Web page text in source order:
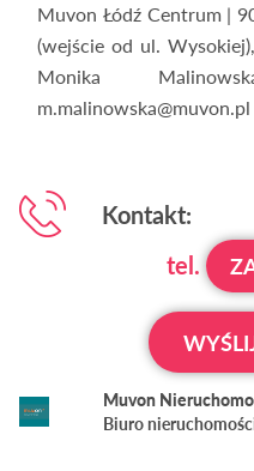
Muvon Łódź Centrum |
(wejście od ul.
Monika
m.malinowska@muvon.pl
Kontakt:
tel.
Muvon
Biuro